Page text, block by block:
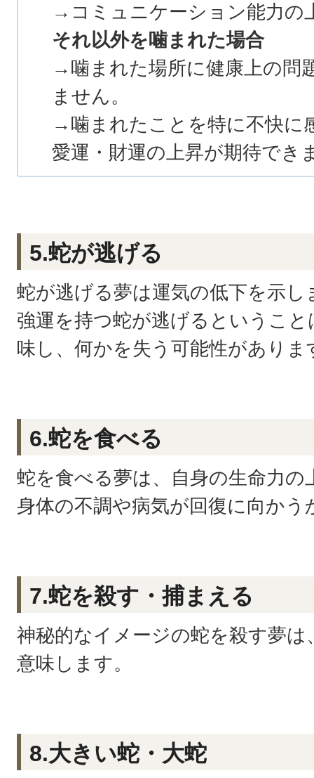
→コミュニケーション能力の
それ以外を噛まれた場合
→噛まれた場所に健康上の問
ません。
→噛まれたことを特に不快に
愛運・財運の上昇が期待でき
5.蛇が逃げる
蛇が逃げる夢は運気の低下を示し
強運を持つ蛇が逃げるというこ
味し、何かを失う可能性がありま
6.蛇を食べる
蛇を食べる夢は、自身の生命力の
身体の不調や病気が回復に向か
7.蛇を殺す・捕まえる
神秘的なイメージの蛇を殺す夢
意味します。
8.大きい蛇・大蛇